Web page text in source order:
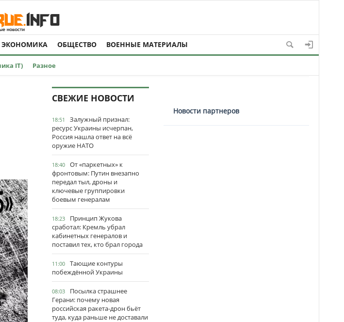
ЭКОНОМИКА ОБЩЕСТВО ВОЕННЫЕ МАТЕРИАЛЫ
IT) Разное
СВЕЖИЕ НОВОСТИ
18:51
Залужный признал:
ресурс Украины исчерпан,
Россия нашла ответ на всё
оружие НАТО
18:40
От «паркетных» к
фронтовым: Путин внезапно
передал тыл, дроны и
ключевые группировки
боевым генералам
18:23
Принцип Жукова
сработал: Кремль убрал
кабинетных генералов и
поставил тех, кто брал города
11:00
Тающие контуры
побеждённой Украины
08:03
Посылка страшнее
Герани: почему новая
российская ракета-дрон бьёт
туда, куда раньше не доставали
Новости партнеров